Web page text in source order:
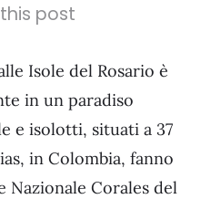
post
Isole del Rosario è
in un paradiso
e isolotti, situati a 37
in Colombia, fanno
Nazionale Corales del